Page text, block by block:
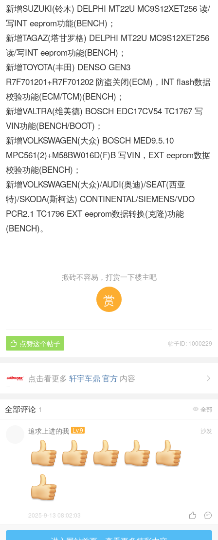
新增SUZUKI(铃木) DELPHI MT22U MC9S12XET256 读/
写INT eeprom功能(BENCH)；
新增TAGAZ(塔甘罗格) DELPHI MT22U MC9S12XET256
读/写INT eeprom功能(BENCH)；
新增TOYOTA(丰田) DENSO GEN3
R7F701201+R7F701202 防盗关闭(ECM)，INT flash数据
校验功能(ECM/TCM)(BENCH)；
新增VALTRA(维美德) BOSCH EDC17CV54 TC1767 写
VIN功能(BENCH/BOOT)；
新增VOLKSWAGEN(大众) BOSCH MED9.5.10
MPC561(2)+M58BW016D(F)B 写VIN，EXT eeprom数据
校验功能(BENCH)；
新增VOLKSWAGEN(大众)/AUDI(奥迪)/SEAT(西亚
特)/SKODA(斯柯达) CONTINENTAL/SIEMENS/VDO
PCR2.1 TC1796 EXT eeprom数据转换(克隆)功能
(BENCH)。
搬砖不容易，打赏一下楼主吧
赏
帖子ID: 1000229
 点赞这个帖子

点击看更多 轩宇车鼎 官方 内容
 全部
全部评论 1
沙发
追求上进的我 Lv.9
 
2025-9-13 08:02:03